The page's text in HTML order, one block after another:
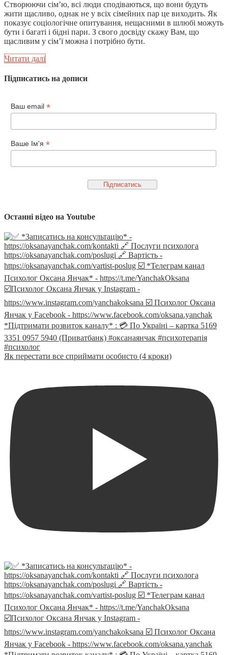
Створюючи сім’ю, всі люди сподіваються, що вони будуть
жити щасливо, однак не у всіх сімейних пар це виходить. Як
показує соціологічне опитування, нещасними в шлюбі можуть
бути і багаті і бідні пари. З свого досвіду скажу Вам, що
щасливим у сім’ї можна і потрібно бути.
Читати далі
Підписатись на дописи
Ваш email *
Ваше Ім'я *
Останні відео на Youtube
Як перестати все сприймати особисто (4 кроки)